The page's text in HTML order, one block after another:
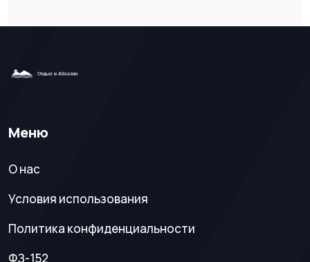
Меню
О нас
Условия использования
Политика конфиденциальности
ФЗ-152